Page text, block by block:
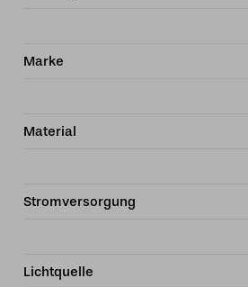
Marke
Material
Stromversorgung
Lichtquelle